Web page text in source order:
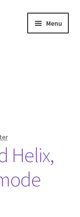
Menu
Helix,